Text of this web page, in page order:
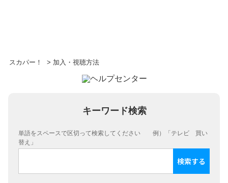
スカパー！ > 加入・視聴方法
キーワード検索
単語をスペースで区切って検索してください 例）「テレビ 買い
替え」